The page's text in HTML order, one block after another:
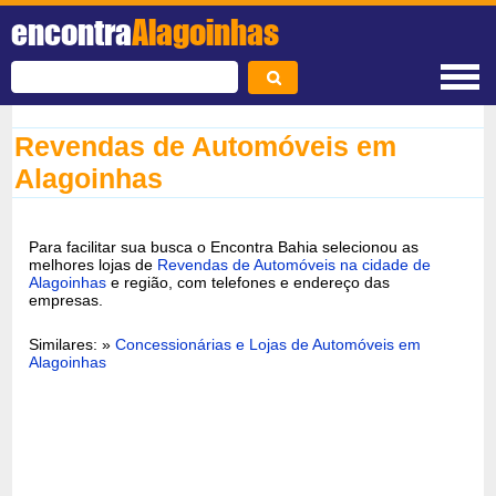
encontraAlagoinhas
Revendas de Automóveis em
Alagoinhas
Para facilitar sua busca o Encontra Bahia selecionou as
melhores lojas de Revendas de Automóveis na cidade de
Alagoinhas e região, com telefones e endereço das
empresas.
Similares: »Concessionárias e Lojas de Automóveis em
Alagoinhas